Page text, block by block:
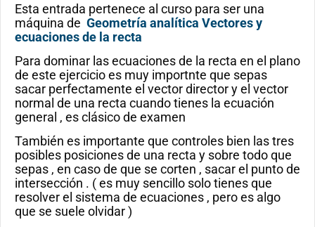
Esta entrada pertenece al curso para ser una
máquina de Geometría analítica Vectores y
ecuaciones de la recta
Para dominar las ecuaciones de la recta en el plano
de este ejercicio es muy importnte que sepas
sacar perfectamente el vector director y el vector
normal de una recta cuando tienes la ecuación
general , es clásico de examen
También es importante que controles bien las tres
posibles posiciones de una recta y sobre todo que
sepas , en caso de que se corten , sacar el punto de
intersección . ( es muy sencillo solo tienes que
resolver el sistema de ecuaciones , pero es algo
que se suele olvidar )